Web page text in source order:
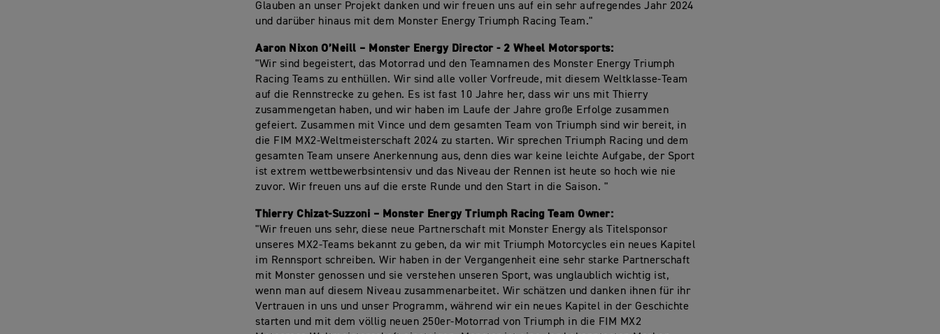
Glauben an unser Projekt danken und wir freuen uns auf ein sehr aufregendes Jahr 2024
und darüber hinaus mit dem Monster Energy Triumph Racing Team."
Aaron Nixon O’Neill – Monster Energy Director - 2 Wheel Motorsports:
"Wir sind begeistert, das Motorrad und den Teamnamen des Monster Energy Triumph
Racing Teams zu enthüllen. Wir sind alle voller Vorfreude, mit diesem Weltklasse-Team
auf die Rennstrecke zu gehen. Es ist fast 10 Jahre her, dass wir uns mit Thierry
zusammengetan haben, und wir haben im Laufe der Jahre große Erfolge zusammen
gefeiert. Zusammen mit Vince und dem gesamten Team von Triumph sind wir bereit, in
die FIM MX2-Weltmeisterschaft 2024 zu starten. Wir sprechen Triumph Racing und dem
gesamten Team unsere Anerkennung aus, denn dies war keine leichte Aufgabe, der Sport
ist extrem wettbewerbsintensiv und das Niveau der Rennen ist heute so hoch wie nie
zuvor. Wir freuen uns auf die erste Runde und den Start in die Saison. "
Thierry Chizat-Suzzoni – Monster Energy Triumph Racing Team Owner:
"Wir freuen uns sehr, diese neue Partnerschaft mit Monster Energy als Titelsponsor
unseres MX2-Teams bekannt zu geben, da wir mit Triumph Motorcycles ein neues Kapitel
im Rennsport schreiben. Wir haben in der Vergangenheit eine sehr starke Partnerschaft
mit Monster genossen und sie verstehen unseren Sport, was unglaublich wichtig ist,
wenn man auf diesem Niveau zusammenarbeitet. Wir schätzen und danken ihnen für ihr
Vertrauen in uns und unser Programm, während wir ein neues Kapitel in der Geschichte
starten und mit dem völlig neuen 250er-Motorrad von Triumph in die FIM MX2